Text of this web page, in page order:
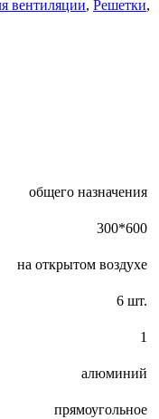
вентиляции, Решетки,
общего назначения
300*600
на открытом воздухе
6 шт.
1
алюминий
прямоугольное